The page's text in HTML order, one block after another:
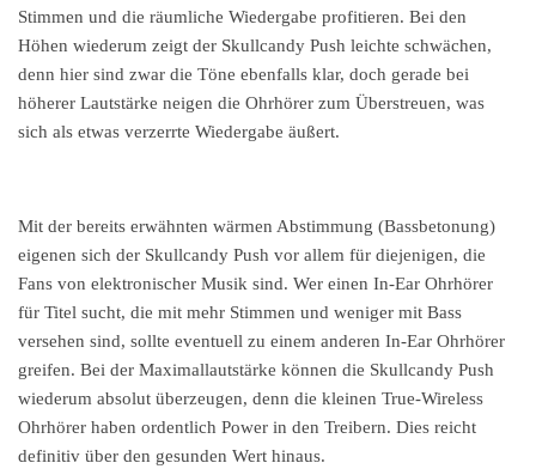
Stimmen und die räumliche Wiedergabe profitieren. Bei den
Höhen wiederum zeigt der Skullcandy Push leichte schwächen,
denn hier sind zwar die Töne ebenfalls klar, doch gerade bei
höherer Lautstärke neigen die Ohrhörer zum Überstreuen, was
sich als etwas verzerrte Wiedergabe äußert.
Mit der bereits erwähnten wärmen Abstimmung (Bassbetonung)
eigenen sich der Skullcandy Push vor allem für diejenigen, die
Fans von elektronischer Musik sind. Wer einen In-Ear Ohrhörer
für Titel sucht, die mit mehr Stimmen und weniger mit Bass
versehen sind, sollte eventuell zu einem anderen In-Ear Ohrhörer
greifen. Bei der Maximallautstärke können die Skullcandy Push
wiederum absolut überzeugen, denn die kleinen True-Wireless
Ohrhörer haben ordentlich Power in den Treibern. Dies reicht
definitiv über den gesunden Wert hinaus.